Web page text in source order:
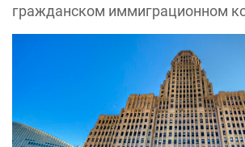
гражданском иммиграционном